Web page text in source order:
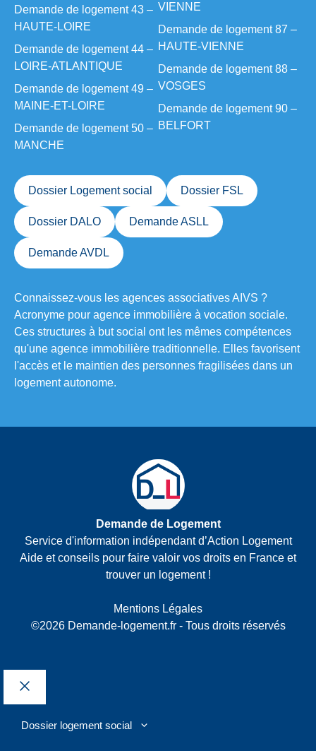
Demande de logement 43 –
HAUTE-LOIRE
Demande de logement 44 –
LOIRE-ATLANTIQUE
Demande de logement 49 –
MAINE-ET-LOIRE
Demande de logement 50 –
MANCHE
VIENNE
Demande de logement 87 –
HAUTE-VIENNE
Demande de logement 88 –
VOSGES
Demande de logement 90 –
BELFORT
Dossier Logement social Dossier FSL
Dossier DALO Demande ASLL
Demande AVDL
Connaissez-vous les agences associativesAIVS ?
Acronyme pour agence immobilière à vocation sociale.
Ces structures à but social ont les mêmes compétences
qu'une agence immobilière traditionnelle. Elles favorisent
l'accès et le maintien des personnes fragilisées dans un
logement autonome.
Demande de Logement
Service d'information indépendant d’Action Logement
Aide et conseils pour faire valoir vos droits en France et
trouver un logement !
Mentions Légales
©2026 Demande-logement.fr - Tous droits réservés
Fermer
Dossier logement social